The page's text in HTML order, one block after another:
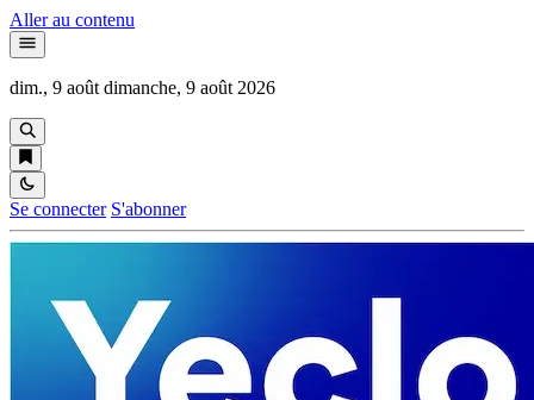
Aller au contenu
dim., 9 août dimanche, 9 août 2026
Se connecter S'abonner